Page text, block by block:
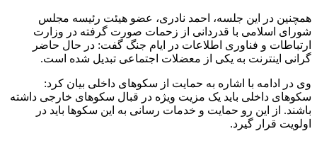
همچنین در این جلسه، احمد نادری، عضو هیئت رئیسه مجلس
شورای اسلامی با قدردانی از زحمات صورت گرفته در وزارت
ارتباطات و فناوری اطلاعات در ایام جنگ گفت: در حال حاضر
گرانی اینترنت به یکی از معضلات اجتماعی تبدیل شده است.
وی در ادامه با اشاره به حمایت از سکوهای داخلی بیان کرد:
سکوهای داخلی باید یک مزیت ویژه در قبال سکوهای خارجی داشته
باشند. از این رو حمایت و خدمات رسانی به این سکوها باید در
اولویت قرار گیرد.